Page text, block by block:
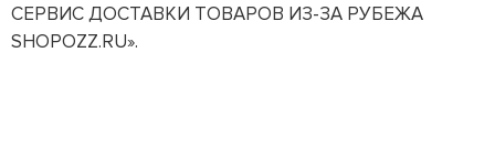
СЕРВИС ДОСТАВКИ ТОВАРОВ ИЗ-ЗА РУБЕЖА
SHOPOZZ.RU».